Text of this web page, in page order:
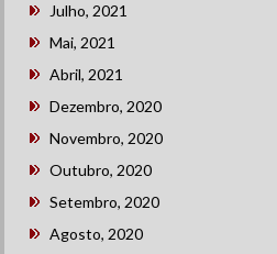
Julho, 2021
Mai, 2021
Abril, 2021
Dezembro, 2020
Novembro, 2020
Outubro, 2020
Setembro, 2020
Agosto, 2020